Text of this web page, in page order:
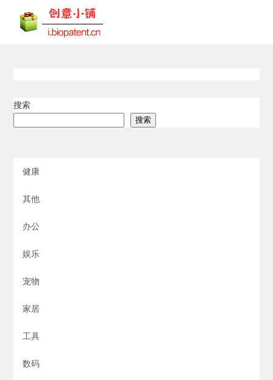
搜索
搜索
健康
其他
办公
娱乐
宠物
家居
工具
数码